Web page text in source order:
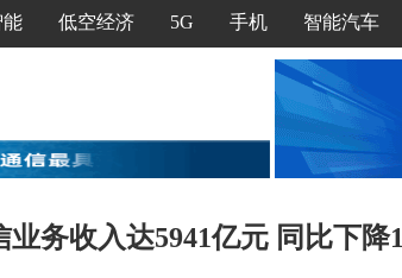
能 低空经济 5G 手机 智能汽车
务收入达5941亿元 同比下降